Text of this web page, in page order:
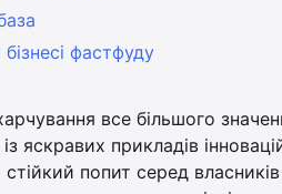
фастфуду
все більшого
яскравих прикладів
попит серед